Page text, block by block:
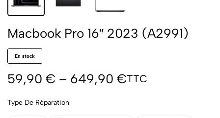
Macbook Pro 16″ 2023 (A2991)
En stock
59,90 € – 649,90 €TTC
Type De Réparation